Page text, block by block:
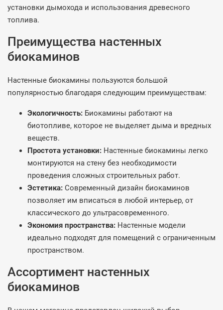
установки дымохода и использования древесного
топлива.
Преимущества настенных
биокаминов
Настенные биокамины пользуются большой
популярностью благодаря следующим преимуществам:
Экологичность: Биокамины работают на
биотопливе, которое не выделяет дыма и вредных
веществ.
Простота установки: Настенные биокамины легко
монтируются на стену без необходимости
проведения сложных строительных работ.
Эстетика: Современный дизайн биокаминов
позволяет им вписаться в любой интерьер, от
классического до ультрасовременного.
Экономия пространства: Настенные модели
идеально подходят для помещений с ограниченным
пространством.
Ассортимент настенных
биокаминов